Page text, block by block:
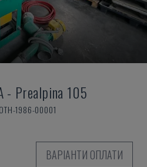
- Prealpina 105
1986-00001
ВАРІАНТИ ОПЛАТИ